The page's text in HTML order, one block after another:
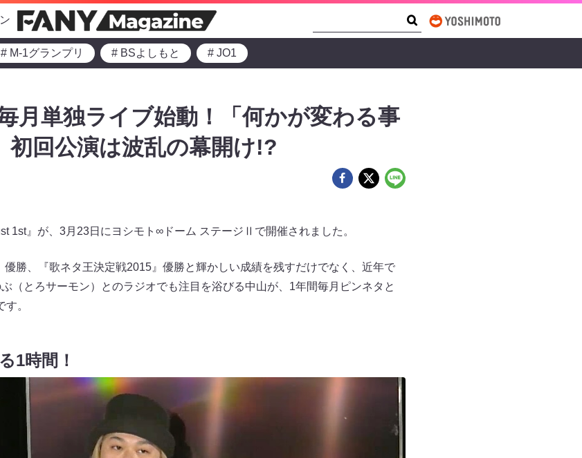
# M-1グランプリ # BSよしもと # JO1
月単独ライブ始動！「何かが変わる事
初回公演は波乱の幕開け!?
1st』が、3月23日にヨシモト∞ドーム ステージⅡ​​で​​開催されました。
勝、『歌ネタ王決定戦2015』優勝と輝かしい成績を残すだけでなく、近年で
（とろサーモン）とのラジオでも注目を浴びる中山が、1年間毎月ピンネタと
。
1時間！